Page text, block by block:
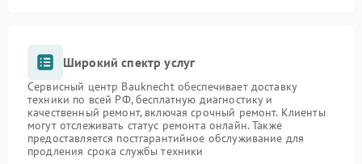
Широкий спектр услуг
Сервисный центр Bauknecht обеспечивает доставку
техники по всей РФ, бесплатную диагностику и
качественный ремонт, включая срочный ремонт. Клиенты
могут отслеживать статус ремонта онлайн. Также
предоставляется постгарантийное обслуживание для
продления срока службы техники